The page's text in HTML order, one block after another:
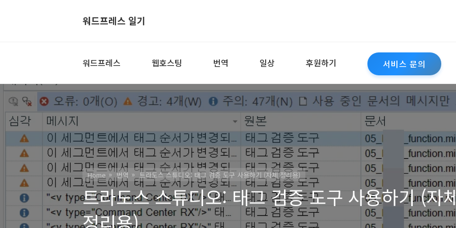
워드프레스 일기
워드프레스 웹호스팅 번역 일상 후원하기 서비스 문의
Home 번역 트라도스 스튜디오: 태그 검증 도구 사용하기 (자체 정리용)
트라도스 스튜디오: 태그 검증 도구 사용하기 (자
정리용)